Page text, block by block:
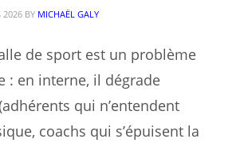
2026 BY MICHAËL GALY
de sport est un problème
: en interne, il dégrade
qui n’entendent
coachs qui s’épuisent la